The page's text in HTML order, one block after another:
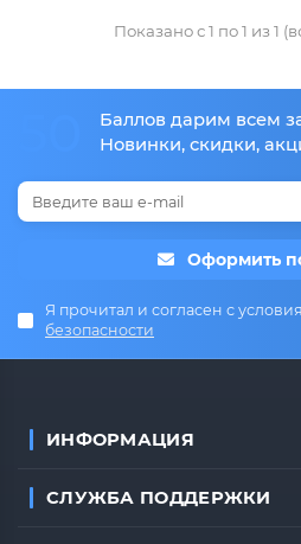
Показано с 1 по 1 из 1
Баллов дарим всем
Новинки, скидки,
Оформить
Я прочитал и согласен с
безопасности
ИНФОРМАЦИЯ
СЛУЖБА ПОДДЕРЖКИ